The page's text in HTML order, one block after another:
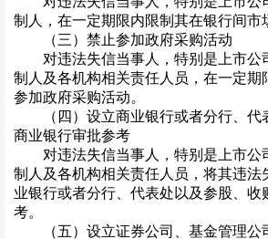
制人，在一定期限内限制其在银行间市
（三）禁止参加政府采购活动
对违法失信当事人，特别是上市公
制人及各机构相关责任人员，在一定期
参加政府采购活动。
（四）设立商业银行或者分行、代
商业银行审批参考
对违法失信当事人，特别是上市公
制人及各机构相关责任人员，将其违法
业银行或者分行、代表处以及参股、收
考。
（五）设立证券公司、基金管理公